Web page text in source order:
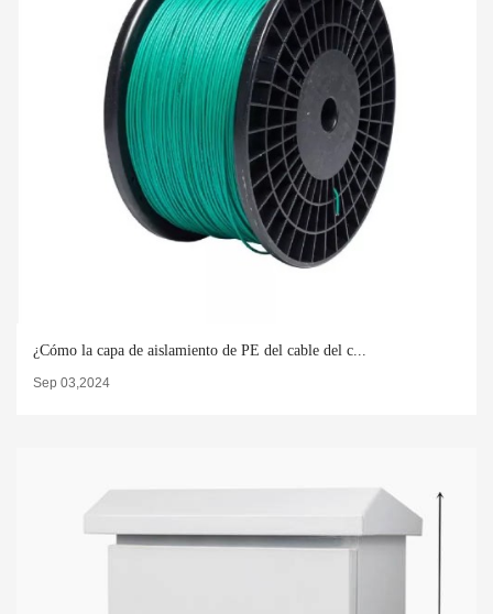
¿Cómo la capa de aislamiento de PE del cable del c...
Sep 03,2024